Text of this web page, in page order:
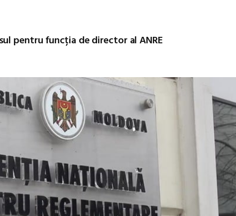
pentru funcția de director al ANRE